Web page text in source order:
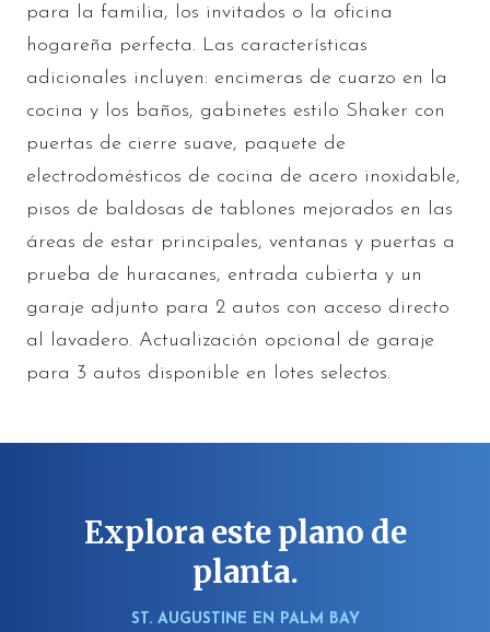
para la familia, los invitados o la oficina
hogareña perfecta. Las características
adicionales incluyen: encimeras de cuarzo en la
cocina y los baños, gabinetes estilo Shaker con
puertas de cierre suave, paquete de
electrodomésticos de cocina de acero inoxidable,
pisos de baldosas de tablones mejorados en las
áreas de estar principales, ventanas y puertas a
prueba de huracanes, entrada cubierta y un
garaje adjunto para 2 autos con acceso directo
al lavadero. Actualización opcional de garaje
para 3 autos disponible en lotes selectos.
Explora este plano de
planta.
ST. AUGUSTINE EN PALM BAY